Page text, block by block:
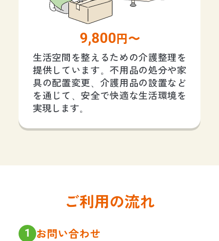
9,800 円〜
生活空間を整えるための介護整理を
提供しています。不用品の処分や家
具の配置変更、介護用品の設置など
を通じて、安全で快適な生活環境を
実現します。
ご利用の流れ
1 お問い合わせ